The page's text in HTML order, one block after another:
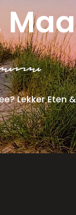
Lekker Eten